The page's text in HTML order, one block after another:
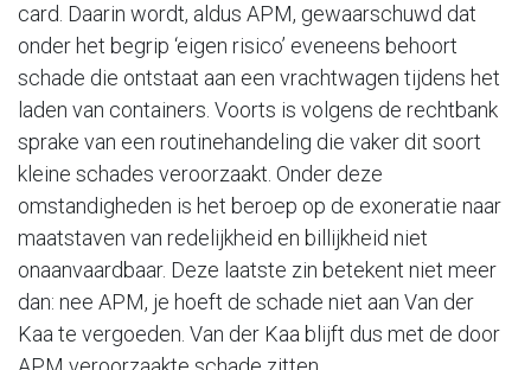
card. Daarin wordt, aldus APM, gewaarschuwd dat
onder het begrip ‘eigen risico’ eveneens behoort
schade die ontstaat aan een vrachtwagen tijdens het
laden van containers. Voorts is volgens de rechtbank
sprake van een routinehandeling die vaker dit soort
kleine schades veroorzaakt. Onder deze
omstandigheden is het beroep op de exoneratie naar
maatstaven van redelijkheid en billijkheid niet
onaanvaardbaar. Deze laatste zin betekent niet meer
dan: nee APM, je hoeft de schade niet aan Van der
Kaa te vergoeden. Van der Kaa blijft dus met de door